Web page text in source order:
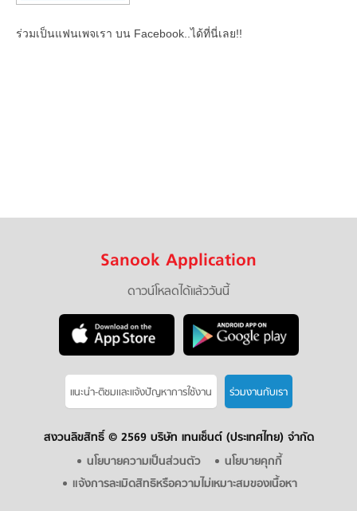
ร่วมเป็นแฟนเพจเรา บน Facebook..ได้ที่นี่เลย!!
Sanook Application
ดาวน์โหลดได้แล้ววันนี้
แนะนำ-ติชมเเละแจ้งปัญหาการใช้งาน ร่วมงานกับเรา
สงวนลิขสิทธิ์ © 2569 บริษัท เทนเซ็นต์ (ประเทศไทย) จำกัด
นโยบายความเป็นส่วนตัว
นโยบายคุกกี้
แจ้งการละเมิดสิทธิหรือความไม่เหมาะสมของเนื้อหา